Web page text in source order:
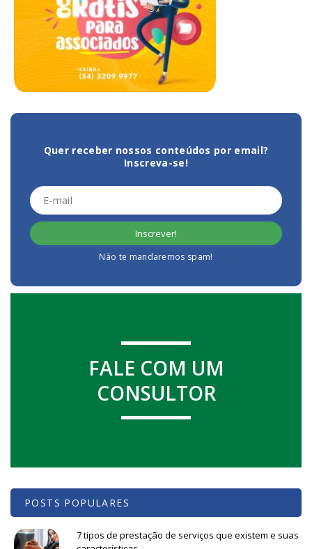
Quer receber nossos conteúdos por email?
Inscreva-se!
Não te mandaremos spam!
FALE COM UM
CONSULTOR
POSTS POPULARES
7 tipos de prestação de serviços que existem e suas